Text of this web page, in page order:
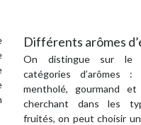
Différents arômes
On distingue sur le
catégories d’arômes :
mentholé, gourmand et
cherchant dans les
fruités, on peut choisir